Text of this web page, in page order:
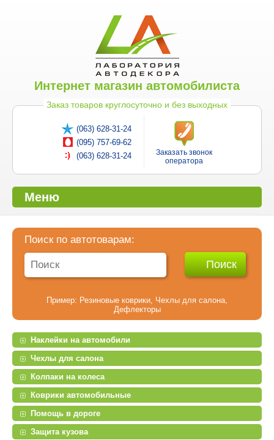
Интернет магазин автомобилиста
Заказ товаров круглосуточно и без выходных
(063) 628-31-24
(095) 757-69-62
(063) 628-31-24
Заказать звонок
оператора
Меню
Поиск по автотоварам:
Пример: Резиновые коврики Чехлы для салона
Дефлекторы
Наклейки на автомобили
Чехлы для салона
Колпаки на колеса
Коврики автомобильные
Помощь в дороге
Защита кузова